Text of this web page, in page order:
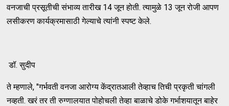
वनजाची प्रसूतीची संभाव्य तारीख 14 जून होती. त्यामुळे 13 जून रोजी आपण
लसीकरण कार्यक्रमासाठी गेल्याचे त्यांनी स्पष्ट केले.
डॉ. सुदीप
ते म्हणाले, "गर्भवती वनजा आरोग्य केंद्रातआली तेव्हाच तिची प्रकृती चांगली
नव्हती. खरं तर ती रुग्णालयात पोहोचली तेव्हा बाळाचे डोके गर्भाशयातून बाहेर